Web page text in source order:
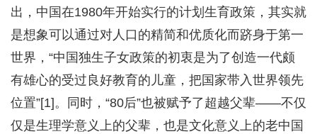
出，中国在1980年开始实行的计划生育政策，其实就
是想象可以通过对人口的精简和优质化而跻身于第一
世界，“中国独生子女政策的初衷是为了创造一代颇
有雄心的受过良好教育的儿童，把国家带入世界领先
位置”[1]。同时，“80后”也被赋予了超越父辈——不仅
仅是生理学意义上的父辈，也是文化意义上的老中国